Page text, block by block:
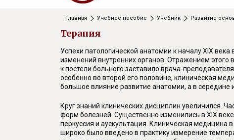
Главная Учебное пособие Учебник Развитие
Терапия
Успехи патологической анатомии к началу XIX
изменений внутренних органов. Отражением
к постели больного заставило врача-
особенно во второй его половине, клиническая
большое влияние развитие анатомии, а в середине
Круг знаний клинических дисциплин увеличился.
форм болезней. Существенно изменились в XIX
перкуссия и аускультация. Клиническая медицина
широко было введено в практику измерение